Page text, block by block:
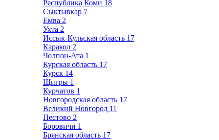
Республика Коми 18
Сыктывкар 7
Емва 2
Ухта 2
Иссык-Кульская область 17
Каракол 2
Чолпон-Ата 1
Курская область 17
Курск 14
Щигры 1
Курчатов 1
Новгородская область 17
Великий Новгород 11
Пестово 2
Боровичи 1
Брянская область 17